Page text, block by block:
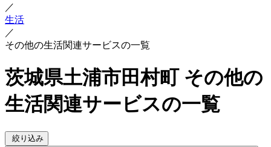
／
生活
／
その他の生活関連サービスの一覧
茨城県土浦市田村町 その他の
生活関連サービスの一覧
絞り込み